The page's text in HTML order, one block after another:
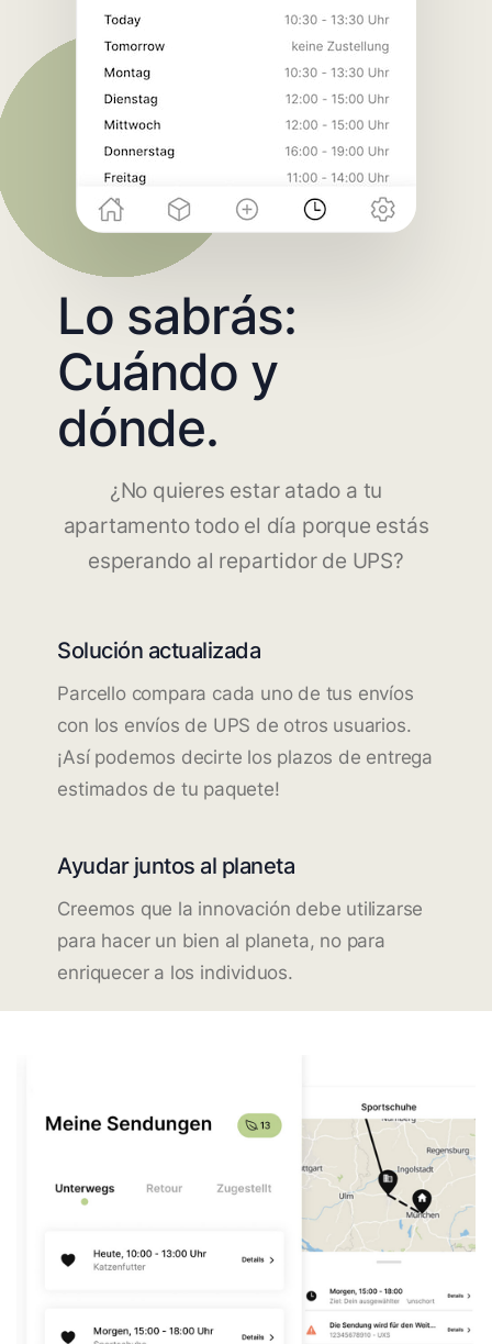
Lo sabrás:
Cuándo y
dónde.
¿No quieres estar atado a tu
apartamento todo el día porque estás
esperando al repartidor de UPS?
Solución actualizada
Parcello compara cada uno de tus envíos
con los envíos de UPS de otros usuarios.
¡Así podemos decirte los plazos de entrega
estimados de tu paquete!
Ayudar juntos al planeta
Creemos que la innovación debe utilizarse
para hacer un bien al planeta, no para
enriquecer a los individuos.